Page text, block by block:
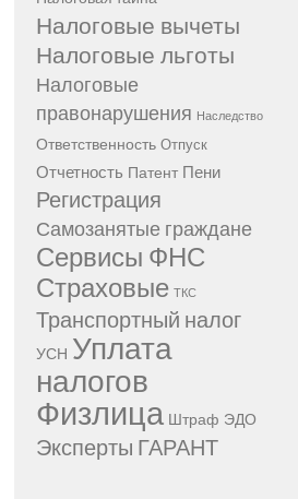
Налоговые вычеты
Налоговые льготы
Налоговые
правонарушения Наследство
Ответственность Отпуск
Отчетность Патент Пени
Регистрация
Самозанятые граждане
Сервисы ФНС
Страховые ТКС
Транспортный налог
УСН Уплата
налогов
Физлица Штраф ЭДО
Эксперты ГАРАНТ